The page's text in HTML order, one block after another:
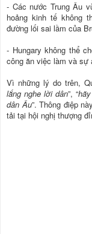
- Các nước Trung Âu
hoảng kinh tế không
đường lối sai lầm của
- Hungary không thể
công ăn việc làm và sự
Vì những lý do trên,
lắng nghe lời dân”, “
dân Âu”. Thông điệp
tải tại hội nghị thượng